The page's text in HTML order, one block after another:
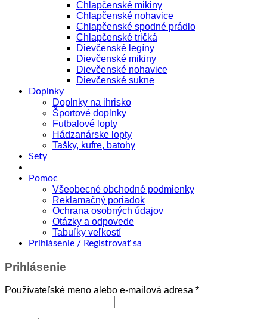
Chlapčenské mikiny
Chlapčenské nohavice
Chlapčenské spodné prádlo
Chlapčenské tričká
Dievčenské legíny
Dievčenské mikiny
Dievčenské nohavice
Dievčenské sukne
Doplnky
Doplnky na ihrisko
Športové doplnky
Futbalové lopty
Hádzanárske lopty
Tašky, kufre, batohy
Sety
Pomoc
Všeobecné obchodné podmienky
Reklamačný poriadok
Ochrana osobných údajov
Otázky a odpovede
Tabuľky veľkostí
Prihlásenie / Registrovať sa
Prihlásenie
Používateľské meno alebo e-mailová adresa *Povinné